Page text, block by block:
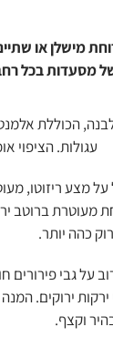
מישלן או
בכל